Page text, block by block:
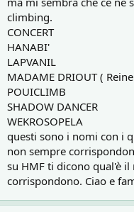
climbing.
CONCERT
HANABI'
LAPVANIL
MADAME DRIOUT (
POUICLIMB
SHADOW DANCER
WEKROSOPELA
questi sono i nomi con i
non sempre
su HMF ti dicono qual'è
corrispondono. Ciao e